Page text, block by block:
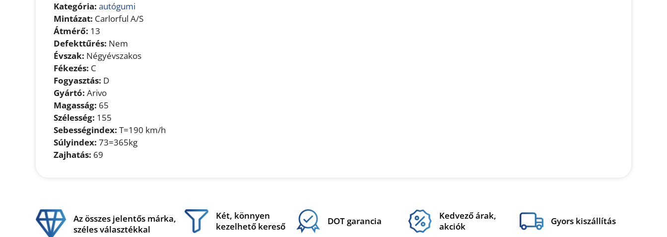
Kategória: autógumi
Mintázat: Carlorful A/S
Átmérő: 13
Defekttűrés: Nem
Évszak: Négyévszakos
Fékezés: C
Fogyasztás: D
Gyártó: Arivo
Magasság: 65
Szélesség: 155
Sebességindex: T=190 km/h
Súlyindex: 73=365kg
Zajhatás: 69
Az összes jelentős márka,
széles választékkal
Két, könnyen
kezelhető kereső
DOT garancia
Kedvező árak,
akciók
Gyors kiszállítás